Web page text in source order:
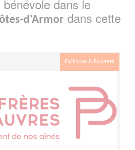
bénévole dans le
d'Armor dans cette
Exclusion & Pauvreté